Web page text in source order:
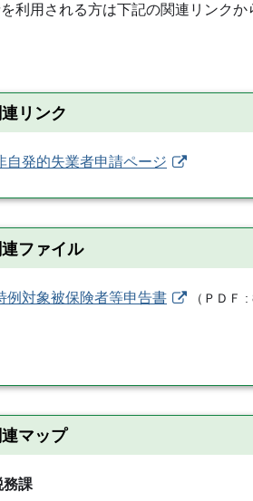
利用される方は下記の関連リンクか
リンク
自発的失業者申請ページ
連ファイル
例対象被保険者等申告書 （ ＰＤＦ
連マップ
務課